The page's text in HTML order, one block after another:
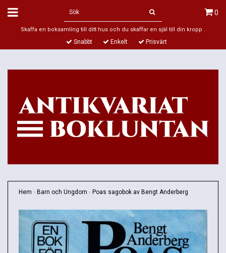
0
Skaffa en boksamling till ditt hus och du skaffar en själ till din kropp .
Snabbt Enkelt Prisvärt
Hem › Barn och Ungdom › Poas sagobok av Bengt Anderberg